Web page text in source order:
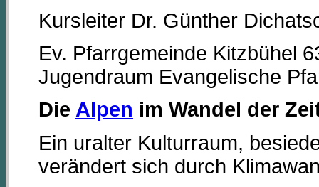
Kursleiter Dr. Günther
Ev. Pfarrgemeinde Kitzbühel
Jugendraum Evangelische
Die Alpen im Wandel der
Ein uralter Kulturraum,
verändert sich durch